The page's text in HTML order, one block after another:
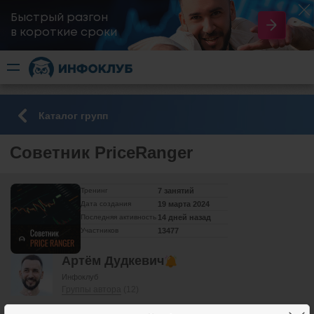
Быстрый разгон
​в короткие сроки
Каталог групп
Советник PriceRanger
Тренинг 7 занятий
Дата создания 19 марта 2024
Последняя активность 14 дней назад
Участников 13477
Артём Дудкевич
Инфоклуб